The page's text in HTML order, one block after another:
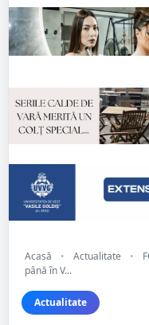
Acasă • Actualitate •
până în V...
Actualitate